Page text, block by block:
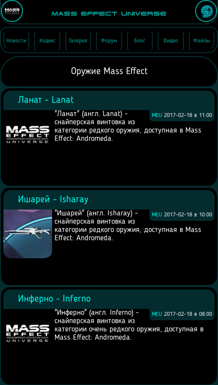
Mass Effect Universe
Новости Кодекс Галерея Форум Блог Видео Файлы
Оружие Mass Effect
Ланат - Lanat
MEU 2017-02-18 в 11:00
"Ланат" (англ. Lanat) -
снайперская винтовка из
категории редкого оружия, доступная в Mass
Effect: Andromeda.
Ишарей - Isharay
MEU 2017-02-18 в 10:00
"Ишарей" (англ. Isharay) -
снайперская винтовка из
категории редкого оружия, доступная в Mass
Effect: Andromeda.
Инферно - Inferno
MEU 2017-02-18 в 08:00
"Инферно" (англ. Inferno) -
снайперская винтовка из
категории очень редкого оружия, доступная в
Mass Effect: Andromeda.